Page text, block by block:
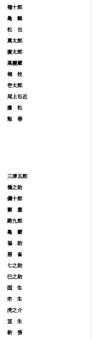
権十郎
亀
鶴
松
也
萬太郎
廣太郎
高麗蔵
梅
枝
壱太郎
尾上右近
廣
松
魁
春
三津五郎
橋之助
彌十郎
獅
童
勘九郎
亀
蔵
福
助
扇
雀
七之助
巳之助
国
生
宗
生
虎之介
宜
生
新
悟